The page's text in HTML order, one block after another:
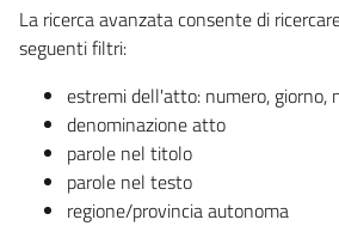
La ricerca avanzata consente di
seguenti filtri:
estremi dell'atto: numero, giorno,
denominazione atto
parole nel titolo
parole nel testo
regione/provincia autonoma